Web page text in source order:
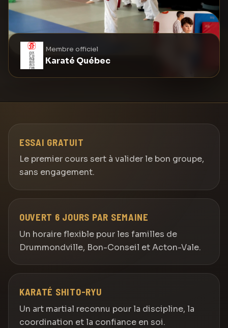
Membre officiel
Karaté Québec
ESSAI GRATUIT
Le premier cours sert à valider le bon groupe,
sans engagement.
OUVERT 6 JOURS PAR SEMAINE
Un horaire flexible pour les familles de
Drummondville, Bon-Conseil et Acton-Vale.
KARATÉ SHITO-RYU
Un art martial reconnu pour la discipline, la
coordination et la confiance en soi.